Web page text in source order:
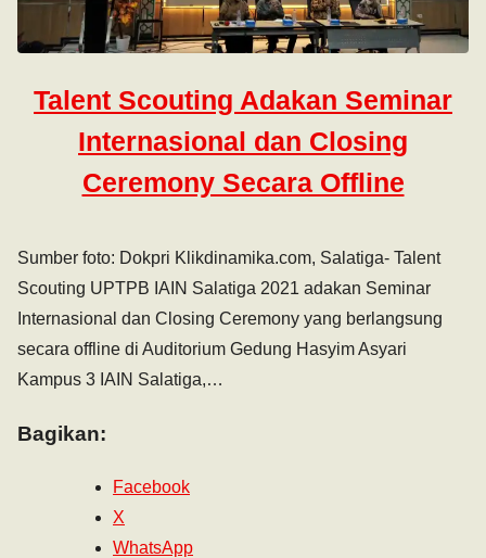
Talent Scouting Adakan Seminar
Internasional dan Closing
Ceremony Secara Offline
Sumber foto: Dokpri Klikdinamika.com, Salatiga- Talent
Scouting UPTPB IAIN Salatiga 2021 adakan Seminar
Internasional dan Closing Ceremony yang berlangsung
secara offline di Auditorium Gedung Hasyim Asyari
Kampus 3 IAIN Salatiga,…
Bagikan:
Facebook
X
WhatsApp